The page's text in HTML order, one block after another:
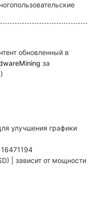
обновленный в
за
улучшения графики
| зависит от мощности